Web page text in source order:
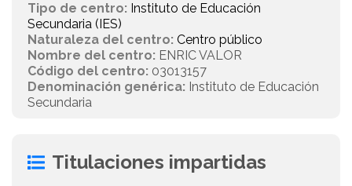
Tipo de centro: Instituto de Educación
Secundaria (IES)
Naturaleza del centro: Centro público
Nombre del centro: ENRIC VALOR
Código del centro: 03013157
Denominación genérica: Instituto de Educación
Secundaria
Titulaciones impartidas